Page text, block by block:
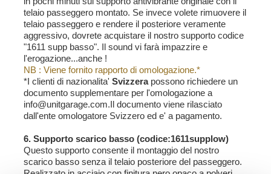
telaio passeggero montato. Se invece volete rimuovere il
telaio passeggero e rendere il posteriore veramente
aggressivo, dovrete acquistare il nostro supporto codice
"1611 supp basso". Il sound vi farà impazzire e
l'erogazione...anche !
NB : Viene fornito rapporto di omologazione.*
*I clienti di nazionalita' Svizzerapossono richiedere un
documento supplementare per l'omologazione a
info@unitgarage.com.Il documento viene rilasciato
dall'ente omologatore Svizzero ed e' a pagamento.
6. Supporto scarico basso (codice:1611supplow)
Questo supporto consente il montaggio del nostro
scarico basso senza il telaio posteriore del passeggero.